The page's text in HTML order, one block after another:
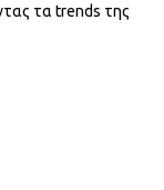
τα trends της